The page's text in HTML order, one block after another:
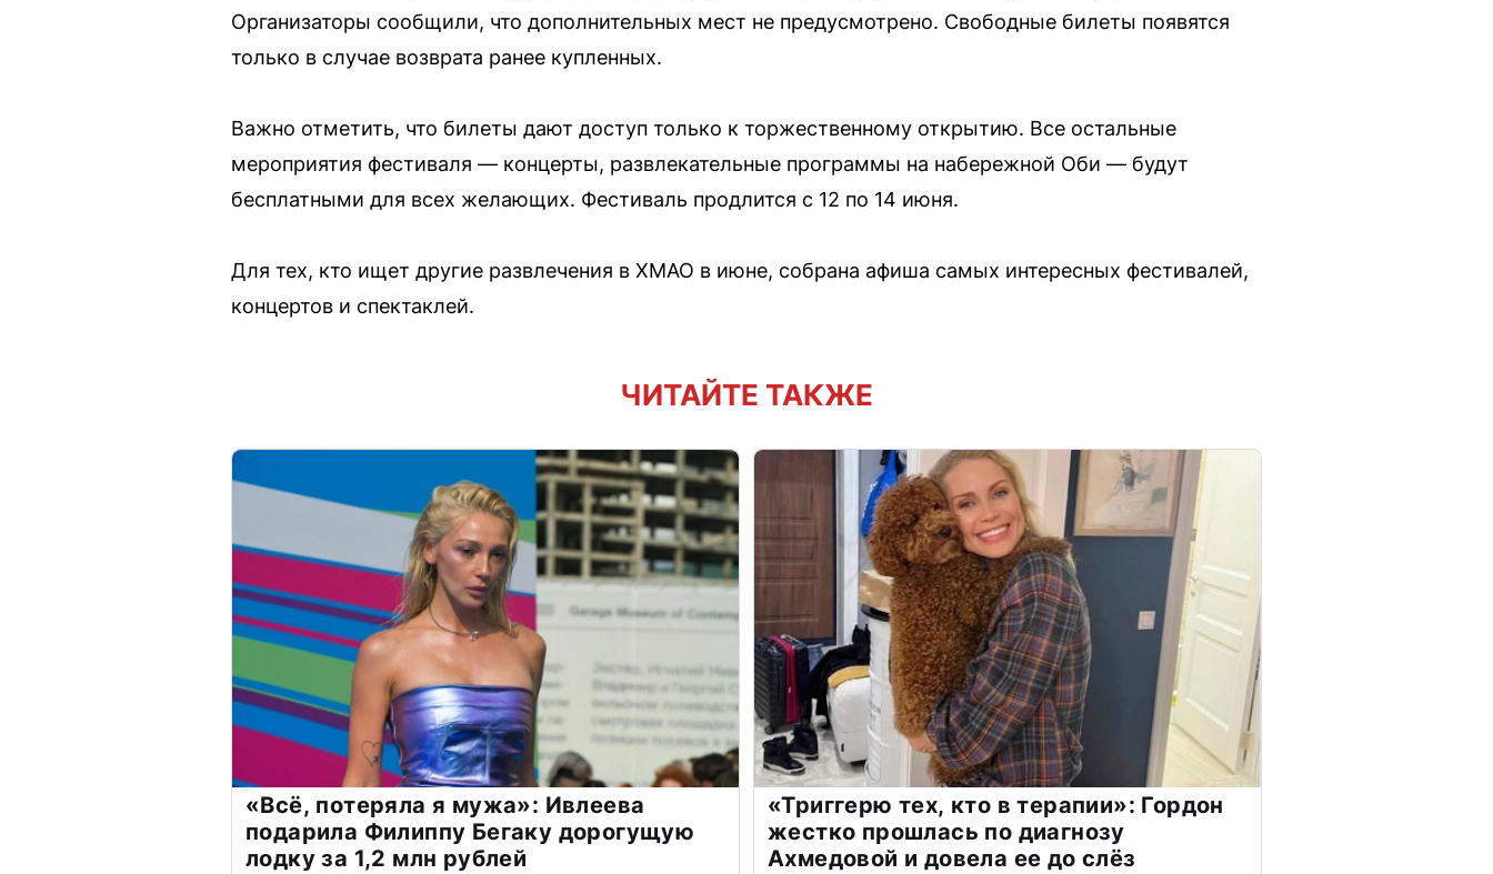
Организаторы сообщили, что дополнительных мест не предусмотрено. Свободные билеты появятся
только в случае возврата ранее купленных.
Важно отметить, что билеты дают доступ только к торжественному открытию. Все остальные
мероприятия фестиваля — концерты, развлекательные программы на набережной Оби — будут
бесплатными для всех желающих. Фестиваль продлится с 12 по 14 июня.
Для тех, кто ищет другие развлечения в ХМАО в июне, собрана афиша самых интересных фестивалей,
концертов и спектаклей.
ЧИТАЙТЕ ТАКЖЕ
«Всё, потеряла я мужа»: Ивлеева
подарила Филиппу Бегаку дорогущую
лодку за 1,2 млн рублей
«Триггерю тех, кто в терапии»: Гордон
жестко прошлась по диагнозу
Ахмедовой и довела ее до слёз